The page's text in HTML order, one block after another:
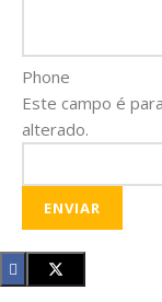
Phone
Este campo é
alterado.